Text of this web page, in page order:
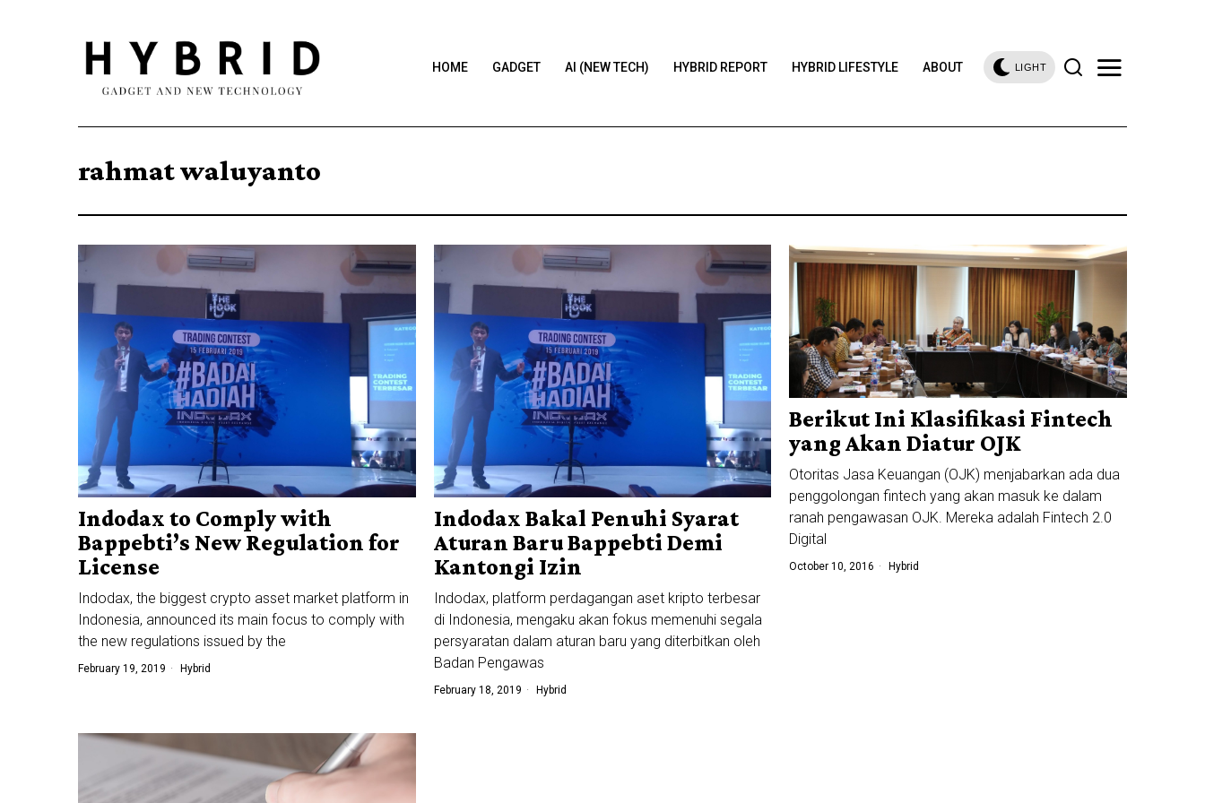
HOME GADGET AI (NEW TECH) HYBRID REPORT HYBRID LIFESTYLE ABOUT LIGHT
rahmat waluyanto
Indodax to Comply with
Bappebti’s New Regulation for
License
Indodax, the biggest crypto asset market platform in
Indonesia, announced its main focus to comply with
the new regulations issued by the
February 19, 2019 Hybrid
Indodax Bakal Penuhi Syarat
Aturan Baru Bappebti Demi
Kantongi Izin
Indodax, platform perdagangan aset kripto terbesar
di Indonesia, mengaku akan fokus memenuhi segala
persyaratan dalam aturan baru yang diterbitkan oleh
Badan Pengawas
February 18, 2019 Hybrid
Berikut Ini Klasifikasi Fintech
yang Akan Diatur OJK
Otoritas Jasa Keuangan (OJK) menjabarkan ada dua
penggolongan fintech yang akan masuk ke dalam
ranah pengawasan OJK. Mereka adalah Fintech 2.0
Digital
October 10, 2016 Hybrid